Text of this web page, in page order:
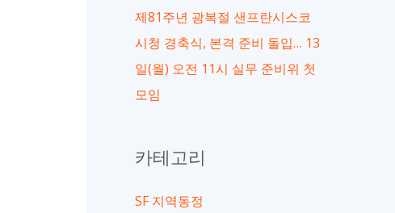
제81주년 광복절 샌프란시스코
시청 경축식, 본격 준비 돌입… 13
일(월) 오전 11시 실무 준비위 첫
모임
카테고리
SF 지역동정